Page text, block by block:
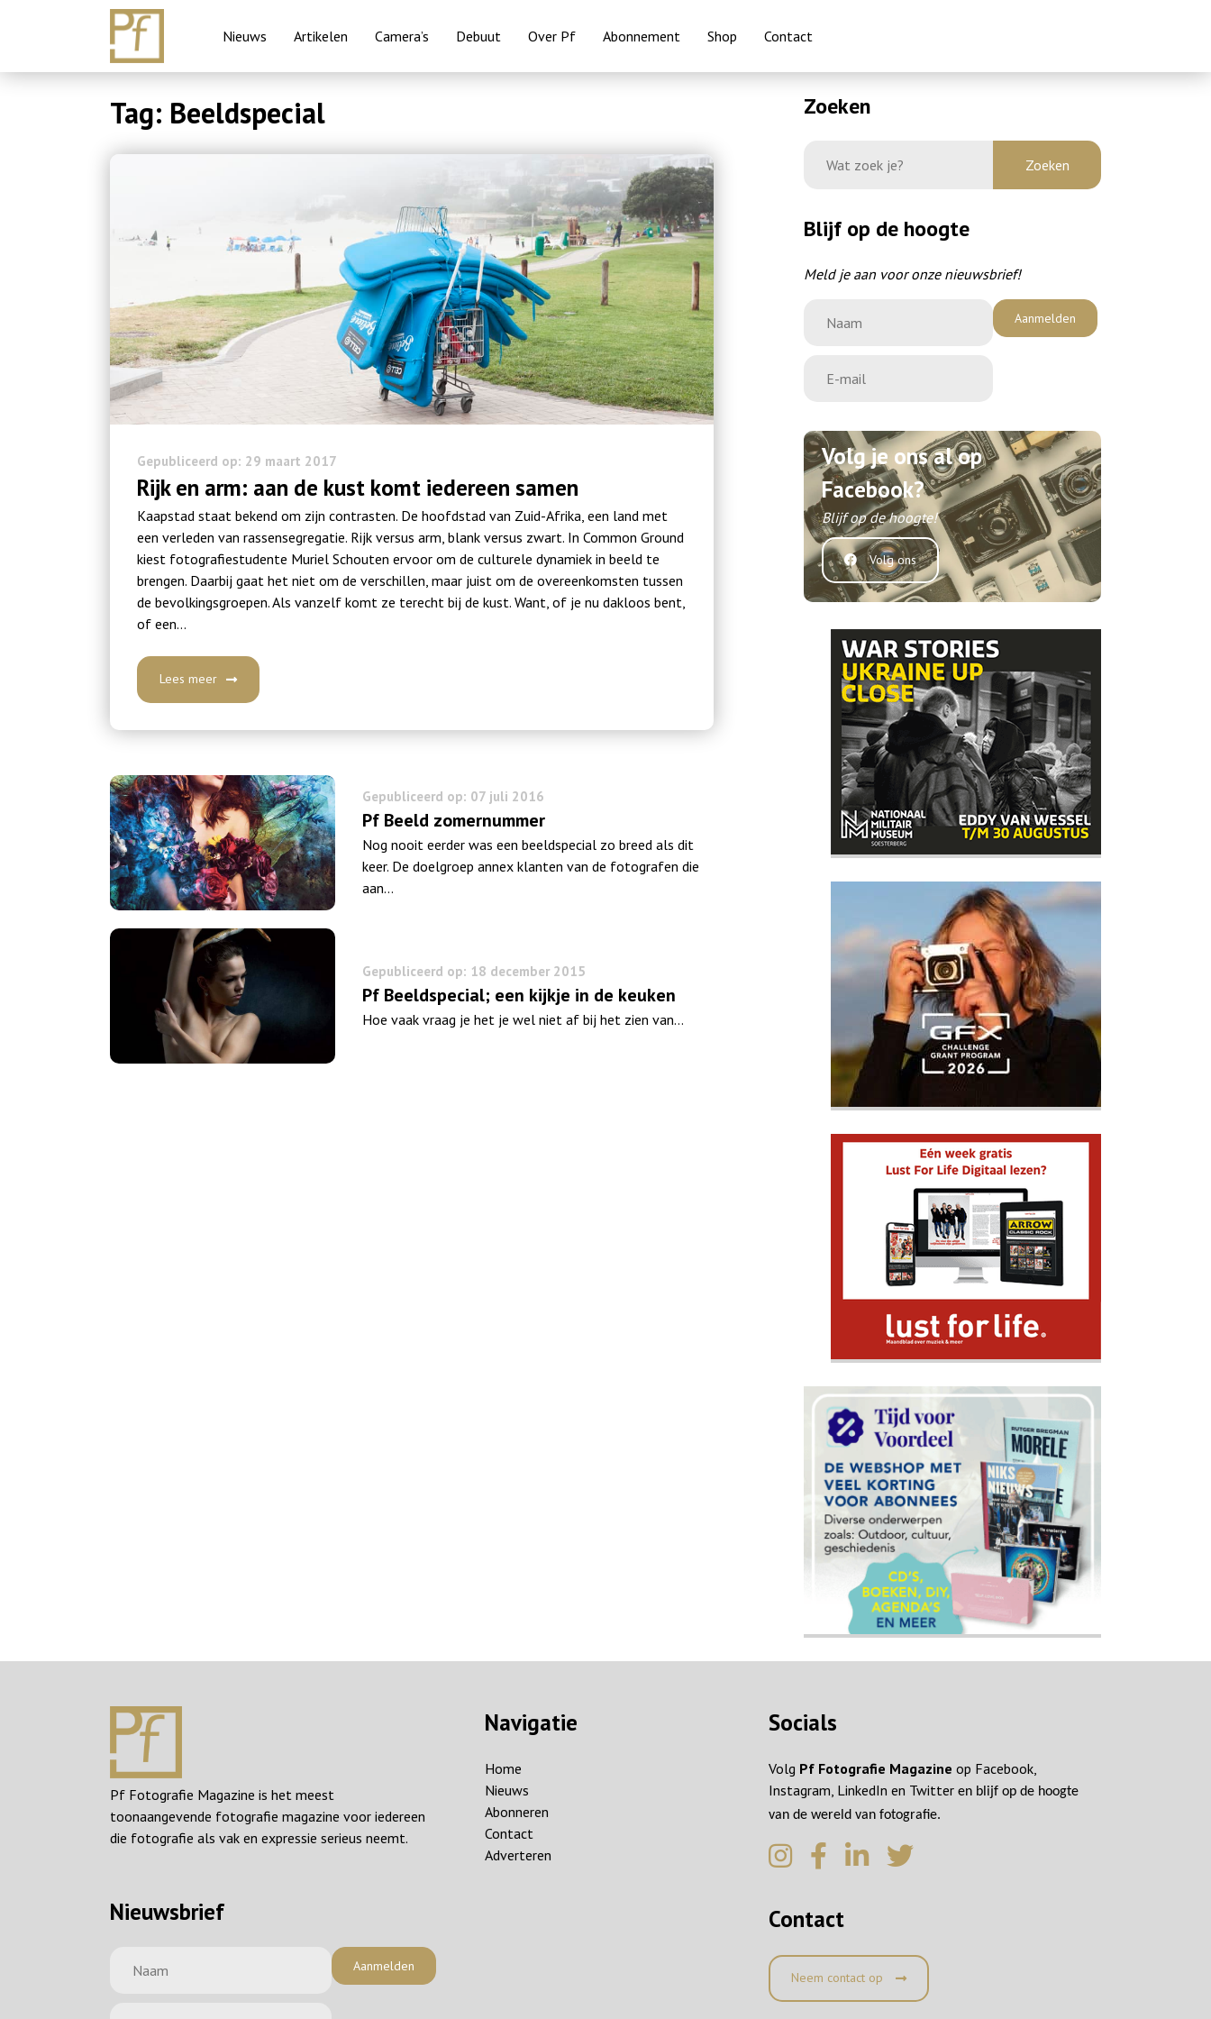
Nieuws Artikelen Camera’s Debuut Over Pf Abonnement Shop Contact
Tag: Beeldspecial
Gepubliceerd op: 29 maart 2017
Rijk en arm: aan de kust komt iedereen samen
Kaapstad staat bekend om zijn contrasten. De hoofdstad van Zuid-Afrika, een land met
een verleden van rassensegregatie. Rijk versus arm, blank versus zwart. In Common Ground
kiest fotografiestudente Muriel Schouten ervoor om de culturele dynamiek in beeld te
brengen. Daarbij gaat het niet om de verschillen, maar juist om de overeenkomsten tussen
de bevolkingsgroepen. Als vanzelf komt ze terecht bij de kust. Want, of je nu dakloos bent,
of een…
Lees meer
Gepubliceerd op: 07 juli 2016
Pf Beeld zomernummer
Nog nooit eerder was een beeldspecial zo breed als dit
keer. De doelgroep annex klanten van de fotografen die
aan…
Gepubliceerd op: 18 december 2015
Pf Beeldspecial; een kijkje in de keuken
Hoe vaak vraag je het je wel niet af bij het zien van…
Zoeken
Blijf op de hoogte
Meld je aan voor onze nieuwsbrief!
Aanmelden
Volg je ons al op
Facebook?
Blijf op de hoogte!
Volg ons
Pf Fotografie Magazine is het meest
toonaangevende fotografie magazine voor iedereen
die fotografie als vak en expressie serieus neemt.
Nieuwsbrief
Aanmelden
Navigatie
Home
Nieuws
Abonneren
Contact
Adverteren
Socials
Volg Pf Fotografie Magazine op Facebook,
Instagram, LinkedIn en Twitteren blijf op de hoogte
van de wereld van fotografie.
Contact
Neem contact op